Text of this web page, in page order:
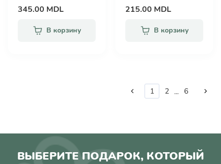
345.00 MDL
В корзину
215.00 MDL
В корзину
1 2 ... 6
ВЫБЕРИТЕ ПОДАРОК, КОТОРЫЙ